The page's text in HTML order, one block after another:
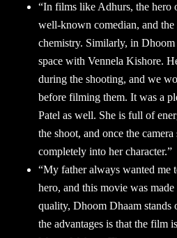
“In films like Adhurs, the hero
well-known comedian, and
chemistry. Similarly, in Dhoom
space with Vennela Kishore.
during the shooting, and we
before filming them. It was a
Patel as well. She is full of
the shoot, and once the
completely into her character.”
“My father always wanted me
hero, and this movie was
quality, Dhoom Dhaam stands
the advantages is that the film